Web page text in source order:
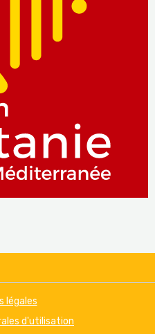
légales
d'utilisation